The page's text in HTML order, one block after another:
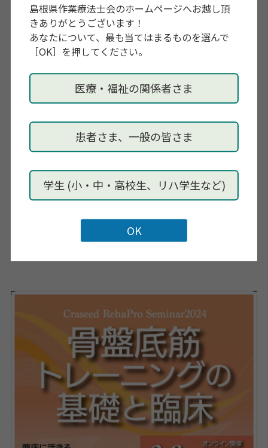
島根県作業療法士会のホームページへお越し頂
きありがとうございます！
あなたについて、最も当てはまるものを選んで
［OK］を押してください。
医療・福祉の関係者さま
患者さま、一般の皆さま
学生 (小・中・高校生、リハ学生など)
兵庫医科大学医学部リハビリテーション医学講座
問い合わせ先
office@craseed.org
盤底筋トレーニングですが、幅広い領域の臨床現場で
活用できる運動療法で、適
切に介入することでクライ
講習会では、臨床、研究、実践の経験豊かなスペシ
リストたちが、おさえておきたい疾患・病態の基礎知
初心者から経験者まで、明日か
らの臨床に役立つ内容をお伝えします。